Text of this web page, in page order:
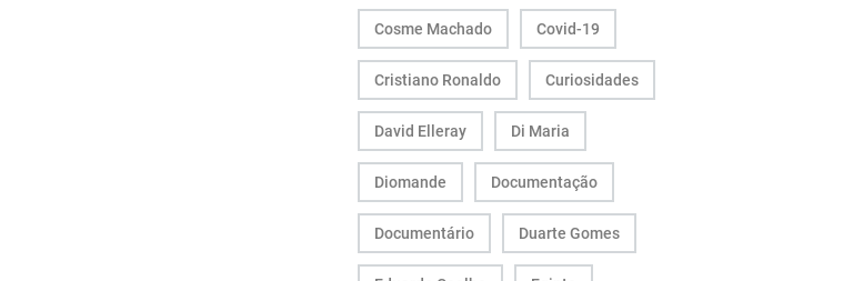
Cosme Machado Covid-19
Cristiano Ronaldo Curiosidades
David Elleray Di Maria
Diomande Documentação
Documentário Duarte Gomes